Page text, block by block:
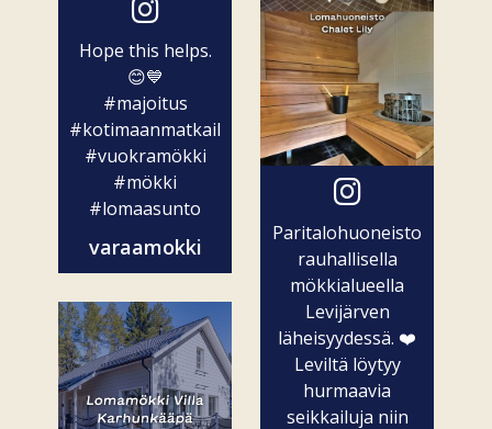
Hope this helps.
😊💙
#majoitus
#kotimaanmatkailu
#vuokramökki
#mökki
#lomaasunto
varaamokki
Paritalohuoneisto
rauhallisella
mökkialueella
Levijärven
läheisyydessä. ❤️
Leviltä löytyy
hurmaavia
seikkailuja niin